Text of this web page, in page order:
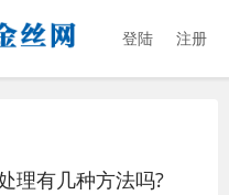
登陆 注册
理有几种方法吗?